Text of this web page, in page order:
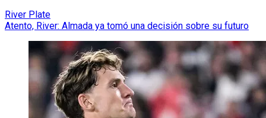
River Plate
Atento, River: Almada ya tomó una decisión sobre su futuro